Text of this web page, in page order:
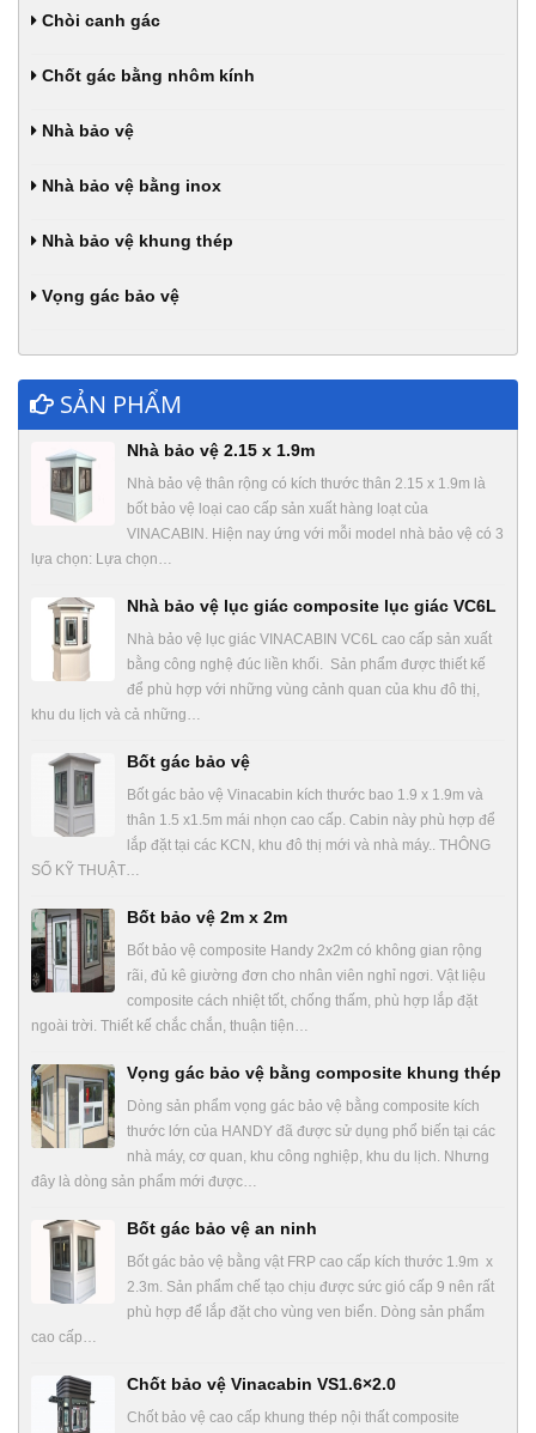
Chòi canh gác
Chốt gác bằng nhôm kính
Nhà bảo vệ
Nhà bảo vệ bằng inox
Nhà bảo vệ khung thép
Vọng gác bảo vệ
SẢN PHẨM
Nhà bảo vệ 2.15 x 1.9m
Nhà bảo vệ thân rộng có kích thước thân 2.15 x 1.9m là
bốt bảo vệ loại cao cấp sản xuất hàng loạt của
VINACABIN. Hiện nay ứng với mỗi model nhà bảo vệ có 3
lựa chọn: Lựa chọn…
Nhà bảo vệ lục giác composite lục giác VC6L
Nhà bảo vệ lục giác VINACABIN VC6L cao cấp sản xuất
bằng công nghệ đúc liền khối. Sản phẩm được thiết kế
để phù hợp với những vùng cảnh quan của khu đô thị,
khu du lịch và cả những…
Bốt gác bảo vệ
Bốt gác bảo vệ Vinacabin kích thước bao 1.9 x 1.9m và
thân 1.5 x1.5m mái nhọn cao cấp. Cabin này phù hợp để
lắp đặt tại các KCN, khu đô thị mới và nhà máy.. THÔNG
SỐ KỸ THUẬT…
Bốt bảo vệ 2m x 2m
Bốt bảo vệ composite Handy 2x2m có không gian rộng
rãi, đủ kê giường đơn cho nhân viên nghỉ ngơi. Vật liệu
composite cách nhiệt tốt, chống thấm, phù hợp lắp đặt
ngoài trời. Thiết kế chắc chắn, thuận tiện…
Vọng gác bảo vệ bằng composite khung thép
Dòng sản phẩm vọng gác bảo vệ bằng composite kích
thước lớn của HANDY đã được sử dụng phổ biến tại các
nhà máy, cơ quan, khu công nghiệp, khu du lịch. Nhưng
đây là dòng sản phẩm mới được…
Bốt gác bảo vệ an ninh
Bốt gác bảo vệ bằng vật FRP cao cấp kích thước 1.9m x
2.3m. Sản phẩm chế tạo chịu được sức gió cấp 9 nên rất
phù hợp để lắp đặt cho vùng ven biển. Dòng sản phẩm
cao cấp…
Chốt bảo vệ Vinacabin VS1.6×2.0
Chốt bảo vệ cao cấp khung thép nội thất composite